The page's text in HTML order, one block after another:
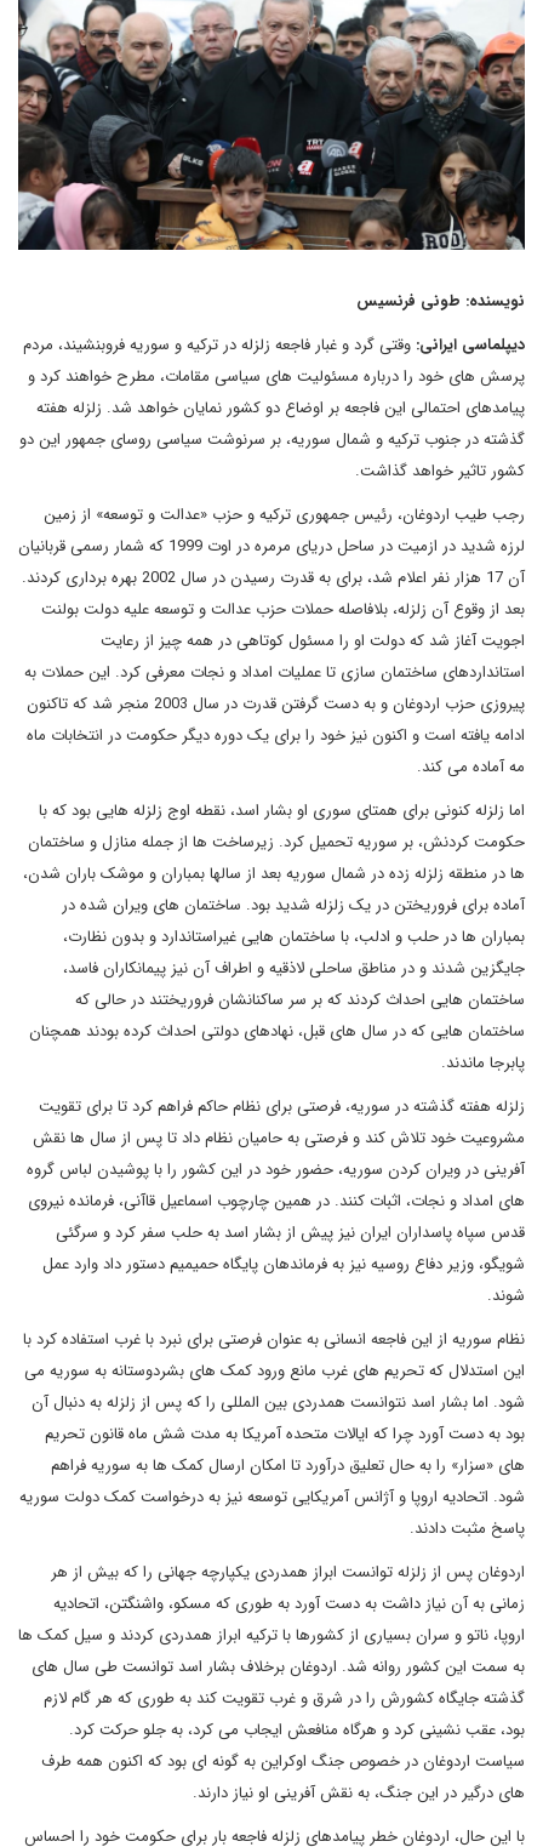
نویسنده: طونی فرنسیس
دیپلماسی ایرانی: وقتی گرد و غبار فاجعه زلزله در ترکیه و سوریه فروبنشیند، مردم
پرسش های خود را درباره مسئولیت های سیاسی مقامات، مطرح خواهند کرد و
پیامدهای احتمالی این فاجعه بر اوضاع دو کشور نمایان خواهد شد. زلزله هفته
گذشته در جنوب ترکیه و شمال سوریه، بر سرنوشت سیاسی روسای جمهور این دو
کشور تاثیر خواهد گذاشت.
رجب طیب اردوغان، رئیس جمهوری ترکیه و حزب «عدالت و توسعه» از زمین
لرزه شدید در ازمیت در ساحل دریای مرمره در اوت 1999 که شمار رسمی قربانیان
آن 17 هزار نفر اعلام شد، برای به قدرت رسیدن در سال 2002 بهره برداری کردند.
بعد از وقوع آن زلزله، بلافاصله حملات حزب عدالت و توسعه علیه دولت بولنت
اجویت آغاز شد که دولت او را مسئول کوتاهی در همه چیز از رعایت
استانداردهای ساختمان سازی تا عملیات امداد و نجات معرفی کرد. این حملات به
پیروزی حزب اردوغان و به دست گرفتن قدرت در سال 2003 منجر شد که تاکنون
ادامه یافته است و اکنون نیز خود را برای یک دوره دیگر حکومت در انتخابات ماه
مه آماده می کند.
اما زلزله کنونی برای همتای سوری او بشار اسد، نقطه اوج زلزله هایی بود که با
حکومت کردنش، بر سوریه تحمیل کرد. زیرساخت ها از جمله منازل و ساختمان
ها در منطقه زلزله زده در شمال سوریه بعد از سالها بمباران و موشک باران شدن،
آماده برای فروریختن در یک زلزله شدید بود. ساختمان های ویران شده در
بمباران ها در حلب و ادلب، با ساختمان هایی غیراستاندارد و بدون نظارت،
جایگزین شدند و در مناطق ساحلی لاذقیه و اطراف آن نیز پیمانکاران فاسد،
ساختمان هایی احداث کردند که بر سر ساکنانشان فروریختند در حالی که
ساختمان هایی که در سال های قبل، نهادهای دولتی احداث کرده بودند همچنان
پابرجا ماندند.
زلزله هفته گذشته در سوریه، فرصتی برای نظام حاکم فراهم کرد تا برای تقویت
مشروعیت خود تلاش کند و فرصتی به حامیان نظام داد تا پس از سال ها نقش
آفرینی در ویران کردن سوریه، حضور خود در این کشور را با پوشیدن لباس گروه
های امداد و نجات، اثبات کنند. در همین چارچوب اسماعیل قاآنی، فرمانده نیروی
قدس سپاه پاسداران ایران نیز پیش از بشار اسد به حلب سفر کرد و سرگئی
شویگو، وزیر دفاع روسیه نیز به فرماندهان پایگاه حمیمیم دستور داد وارد عمل
شوند.
نظام سوریه از این فاجعه انسانی به عنوان فرصتی برای نبرد با غرب استفاده کرد با
این استدلال که تحریم های غرب مانع ورود کمک های بشردوستانه به سوریه می
شود. اما بشار اسد نتوانست همدردی بین المللی را که پس از زلزله به دنبال آن
بود به دست آورد چرا که ایالات متحده آمریکا به مدت شش ماه قانون تحریم
های «سزار» را به حال تعلیق درآورد تا امکان ارسال کمک ها به سوریه فراهم
شود. اتحادیه اروپا و آژانس آمریکایی توسعه نیز به درخواست کمک دولت سوریه
پاسخ مثبت دادند.
اردوغان پس از زلزله توانست ابراز همدردی یکپارچه جهانی را که بیش از هر
زمانی به آن نیاز داشت به دست آورد به طوری که مسکو، واشنگتن، اتحادیه
اروپا، ناتو و سران بسیاری از کشورها با ترکیه ابراز همدردی کردند و سیل کمک ها
به سمت این کشور روانه شد. اردوغان برخلاف بشار اسد توانست طی سال های
گذشته جایگاه کشورش را در شرق و غرب تقویت کند به طوری که هر گام لازم
بود، عقب نشینی کرد و هرگاه منافعش ایجاب می کرد، به جلو حرکت کرد.
سیاست اردوغان در خصوص جنگ اوکراین به گونه ای بود که اکنون همه طرف
های درگیر در این جنگ، به نقش آفرینی او نیاز دارند.
با این حال، اردوغان خطر پیامدهای زلزله فاجعه بار برای حکومت خود را احساس